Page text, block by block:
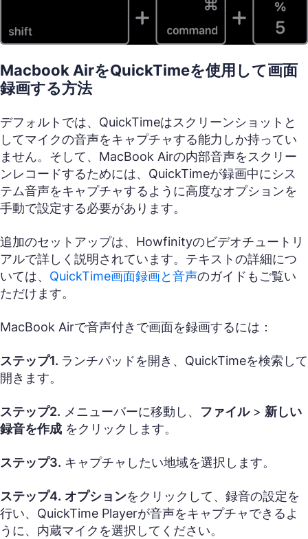
Macbook AirをQuickTimeを使用して画面
録画する方法
デフォルトでは、QuickTimeはスクリーンショットと
してマイクの音声をキャプチャする能力しか持ってい
ません。そして、MacBook Airの内部音声をスクリー
ンレコードするためには、QuickTimeが録画中にシス
テム音声をキャプチャするように高度なオプションを
手動で設定する必要があります。
追加のセットアップは、Howfinityのビデオチュートリ
アルで詳しく説明されています。テキストの詳細につ
いては、 QuickTime画面録画と音声のガイドもご覧い
ただけます。
MacBook Airで音声付きで画面を録画するには：
ステップ1. ランチパッドを開き、QuickTimeを検索して
開きます。
ステップ2. メニューバーに移動し、 ファイル> 新しい
録音を作成 をクリックします。
ステップ3. キャプチャしたい地域を選択します。
ステップ4. オプションをクリックして、録音の設定を
行い、QuickTime Playerが音声をキャプチャできるよ
うに、内蔵マイクを選択してください。